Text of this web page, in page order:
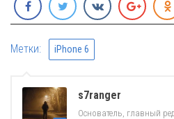
Метки: iPhone 6
s7ranger
Основатель, главный